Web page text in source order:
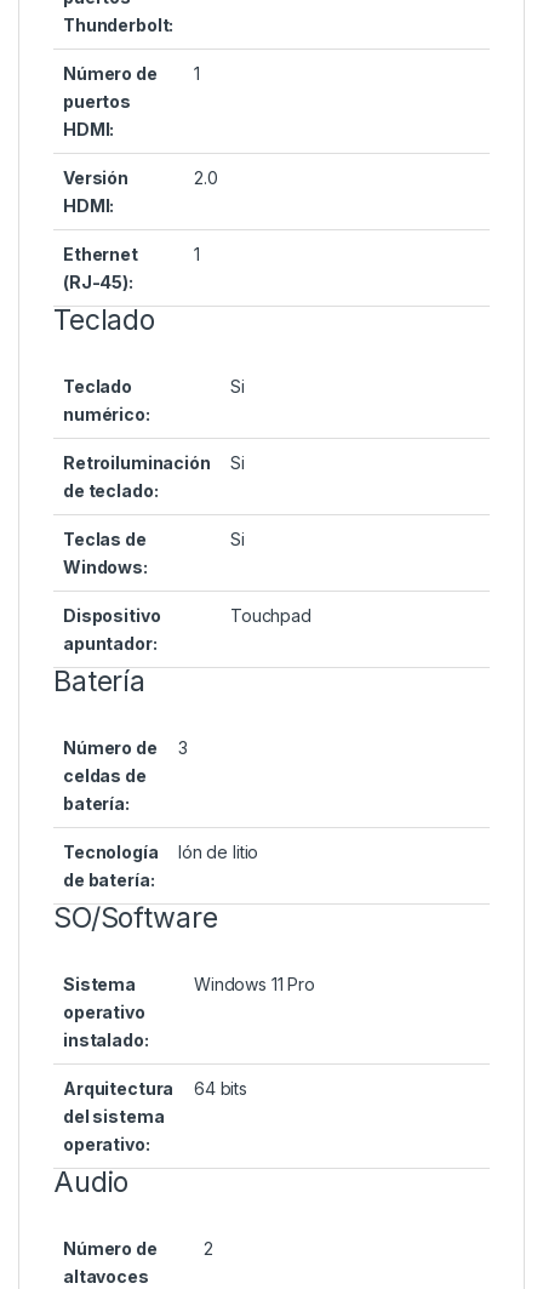
Thunderbolt:
Número de
puertos
HDMI:
1
Versión
HDMI:
2.0
Ethernet
(RJ-45):
1
Teclado
Teclado
numérico:
Si
Retroiluminación
de teclado:
Si
Teclas de
Windows:
Si
Dispositivo
apuntador:
Touchpad
Batería
Número de
celdas de
batería:
3
Tecnología
de batería:
Ión de litio
SO/Software
Sistema
operativo
instalado:
Windows 11 Pro
Arquitectura
del sistema
operativo:
64 bits
Audio
Número de
altavoces
2